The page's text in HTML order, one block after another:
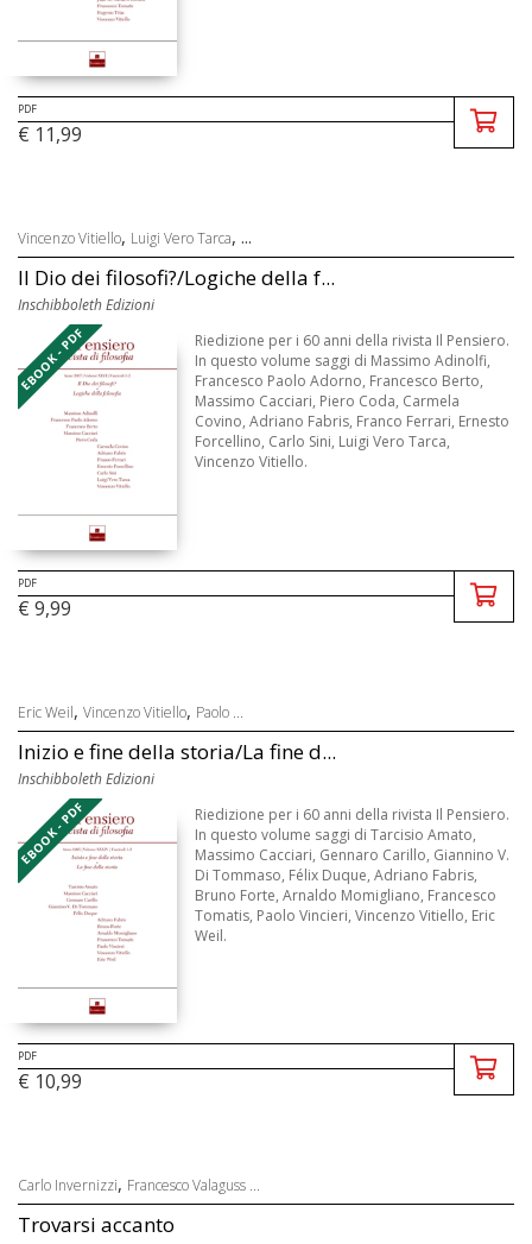
PDF
€ 11,99
Vincenzo Vitiello, Luigi Vero Tarca, ...
Il Dio dei filosofi?/Logiche della f...
Inschibboleth Edizioni
EBOOK - PDF
Riedizione per i 60 anni della rivista Il Pensiero.
In questo volume saggi di Massimo Adinolfi,
Francesco Paolo Adorno, Francesco Berto,
Massimo Cacciari, Piero Coda, Carmela
Covino, Adriano Fabris, Franco Ferrari, Ernesto
Forcellino, Carlo Sini, Luigi Vero Tarca,
Vincenzo Vitiello.
PDF
€ 9,99
Eric Weil, Vincenzo Vitiello, Paolo ...
Inizio e fine della storia/La fine d...
Inschibboleth Edizioni
EBOOK - PDF
Riedizione per i 60 anni della rivista Il Pensiero.
In questo volume saggi di Tarcisio Amato,
Massimo Cacciari, Gennaro Carillo, Giannino V.
Di Tommaso, Félix Duque, Adriano Fabris,
Bruno Forte, Arnaldo Momigliano, Francesco
Tomatis, Paolo Vincieri, Vincenzo Vitiello, Eric
Weil.
PDF
€ 10,99
Carlo Invernizzi, Francesco Valaguss ...
Trovarsi accanto